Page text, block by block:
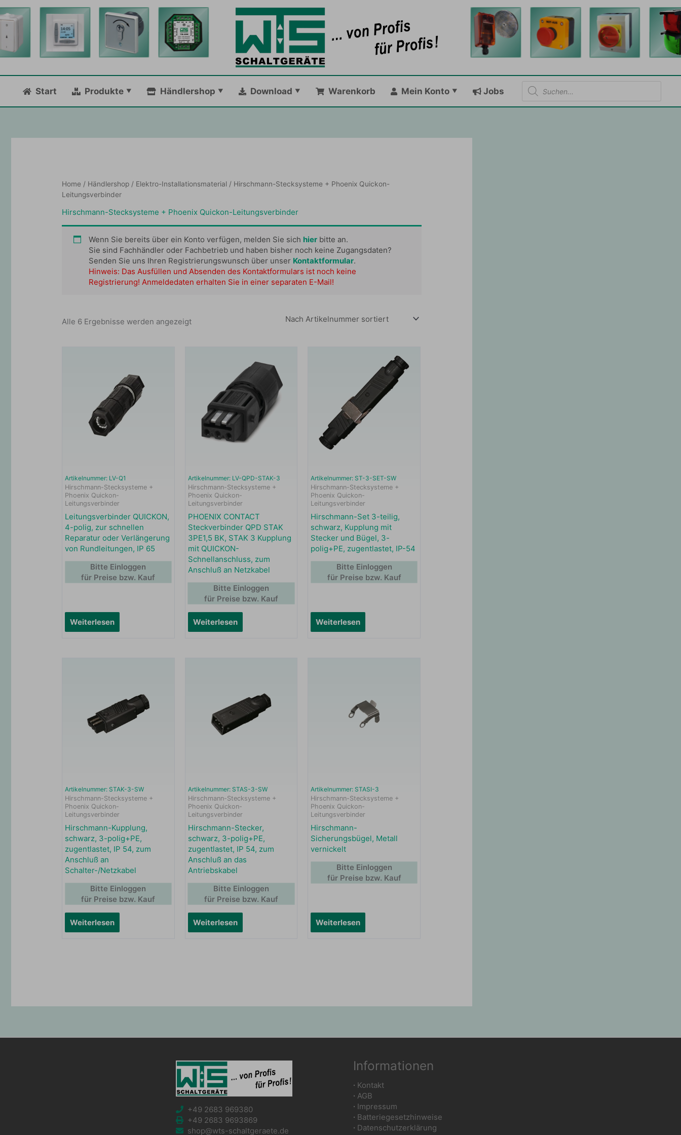
Zum
Inhalt
springen
Start Produkte Händlershop Download Warenkorb Mein Konto Jobs
Products
search
Home / Händlershop / Elektro-Installationsmaterial / Hirschmann-Stecksysteme + Phoenix Quickon-
Leitungsverbinder
Hirschmann-Stecksysteme + Phoenix Quickon-Leitungsverbinder
Wenn Sie bereits über ein Konto verfügen, melden Sie sich hierbitte an.
Sie sind Fachhändler oder Fachbetrieb und haben bisher noch keine Zugangsdaten?
Senden Sie uns Ihren Registrierungswunsch über unser Kontaktformular.
Hinweis: Das Ausfüllen und Absenden des Kontaktformulars ist noch keine
Registrierung! Anmeldedaten erhalten Sie in einer separaten E-Mail!
Alle 6 Ergebnisse werden angezeigt
Artikelnummer: LV-Q1
Hirschmann-Stecksysteme +
Phoenix Quickon-
Leitungsverbinder
Leitungsverbinder QUICKON,
4-polig, zur schnellen
Reparatur oder Verlängerung
von Rundleitungen, IP 65
Weiterlesen
Bitte Einloggen
für Preise bzw. Kauf
Artikelnummer: LV-QPD-STAK-3
Hirschmann-Stecksysteme +
Phoenix Quickon-
Leitungsverbinder
PHOENIX CONTACT
Steckverbinder QPD STAK
3PE1,5 BK, STAK 3 Kupplung
mit QUICKON-
Schnellanschluss, zum
Anschluß an Netzkabel
Weiterlesen
Bitte Einloggen
für Preise bzw. Kauf
Artikelnummer: ST-3-SET-SW
Hirschmann-Stecksysteme +
Phoenix Quickon-
Leitungsverbinder
Hirschmann-Set 3-teilig,
schwarz, Kupplung mit
Stecker und Bügel, 3-
polig+PE, zugentlastet, IP-54
Weiterlesen
Bitte Einloggen
für Preise bzw. Kauf
Artikelnummer: STAK-3-SW
Hirschmann-Stecksysteme +
Phoenix Quickon-
Leitungsverbinder
Hirschmann-Kupplung,
schwarz, 3-polig+PE,
zugentlastet, IP 54, zum
Anschluß an
Schalter-/Netzkabel
Weiterlesen
Bitte Einloggen
für Preise bzw. Kauf
Artikelnummer: STAS-3-SW
Hirschmann-Stecksysteme +
Phoenix Quickon-
Leitungsverbinder
Hirschmann-Stecker,
schwarz, 3-polig+PE,
zugentlastet, IP 54, zum
Anschluß an das
Antriebskabel
Weiterlesen
Bitte Einloggen
für Preise bzw. Kauf
Artikelnummer: STASI-3
Hirschmann-Stecksysteme +
Phoenix Quickon-
Leitungsverbinder
Hirschmann-
Sicherungsbügel, Metall
vernickelt
Weiterlesen
Bitte Einloggen
für Preise bzw. Kauf
+49 2683 969380
+49 2683 9693869
shop@wts-schaltgeraete.de
Informationen
∙ Kontakt
∙ AGB
∙ Impressum
∙ Batteriegesetzhinweise
∙ Datenschutzerklärung